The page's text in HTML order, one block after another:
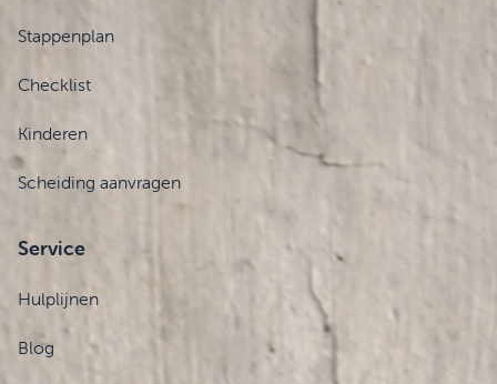
Stappenplan
Checklist
Kinderen
Scheiding aanvragen
Service
Hulplijnen
Blog